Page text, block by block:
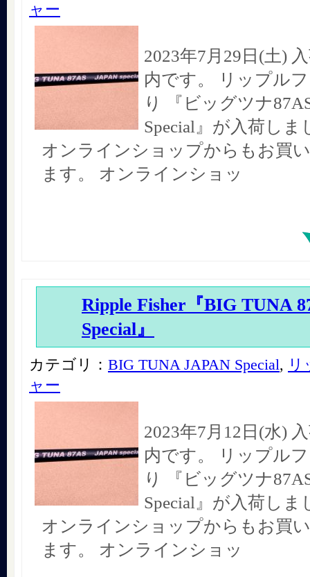
ャー
2023年7月29日(土)
内です。 リップル
り 『ビッグツナ
Special』が入荷し
オンラインショップからもお買
ます。 オンラインショッ
Ripple Fisher『BIG TUNA
Special』
カテゴリ： BIG TUNA JAPAN Special, リ
ャー
2023年7月12日(水)
内です。 リップル
り 『ビッグツナ
Special』が入荷し
オンラインショップからもお買
ます。 オンラインショッ